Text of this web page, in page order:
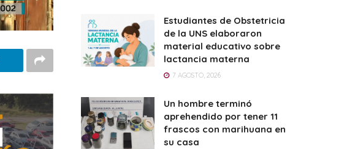
Estudiantes de Obstetricia
de la UNS elaboraron
material educativo sobre
lactancia materna
7 AGOSTO, 2026
Un hombre terminó
aprehendido por tener 11
frascos con marihuana en
su casa